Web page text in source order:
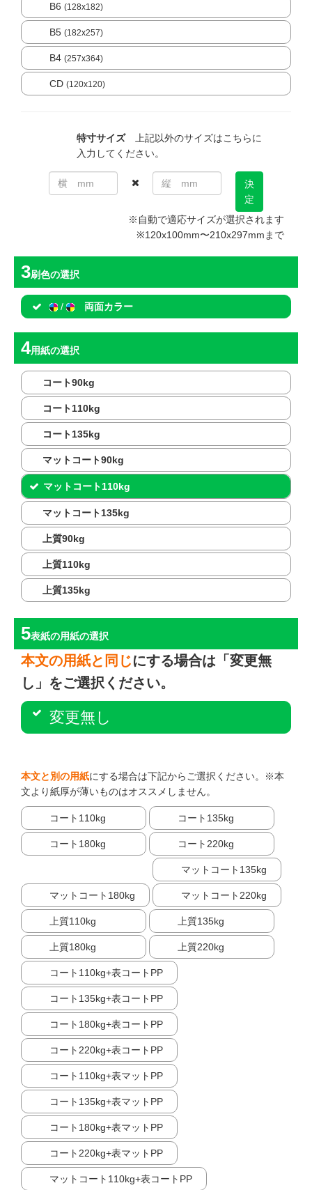
B6 (128x182)
B5 (182x257)
B4 (257x364)
CD (120x120)
特寸サイズ上記以外のサイズはこちらに
入力してください。
決
定
※自動で適応サイズが選択されます
※120x100mm〜210x297mmまで
刷色の選択
/ 両面カラー
用紙の選択
コート90kg
コート110kg
コート135kg
マットコート90kg
マットコート110kg
マットコート135kg
上質90kg
上質110kg
上質135kg
表紙の用紙の選択
本文の用紙と同じにする場合は「変更無
し」をご選択ください。
変更無し
本文と別の用紙にする場合は下記からご選択ください。※本
文より紙厚が薄いものはオススメしません。
コート110kg コート135kg
コート180kg コート220kg
マットコート135kg
マットコート180kg マットコート220kg
上質110kg 上質135kg
上質180kg 上質220kg
コート110kg+表コートPP
コート135kg+表コートPP
コート180kg+表コートPP
コート220kg+表コートPP
コート110kg+表マットPP
コート135kg+表マットPP
コート180kg+表マットPP
コート220kg+表マットPP
マットコート110kg+表コートPP